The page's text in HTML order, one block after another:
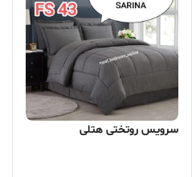
سرویس روتختی هتلی